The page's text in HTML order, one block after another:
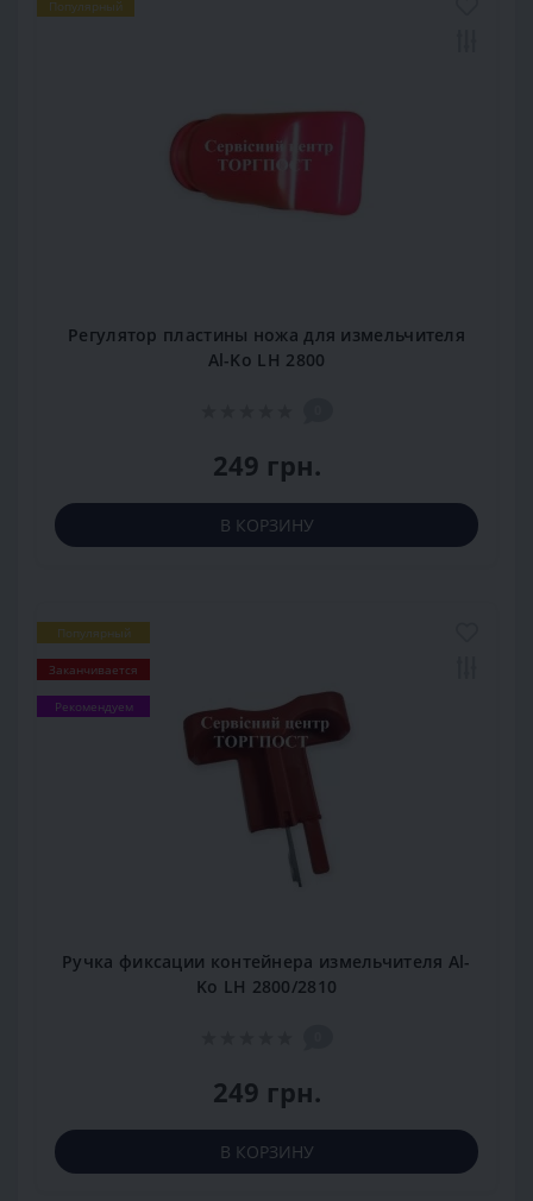
Популярный
Регулятор пластины ножа для измельчителя
Al-Ko LH 2800
249 грн.
В КОРЗИНУ
Популярный
Заканчивается
Рекомендуем
Ручка фиксации контейнера измельчителя Al-
Ko LH 2800/2810
249 грн.
В КОРЗИНУ